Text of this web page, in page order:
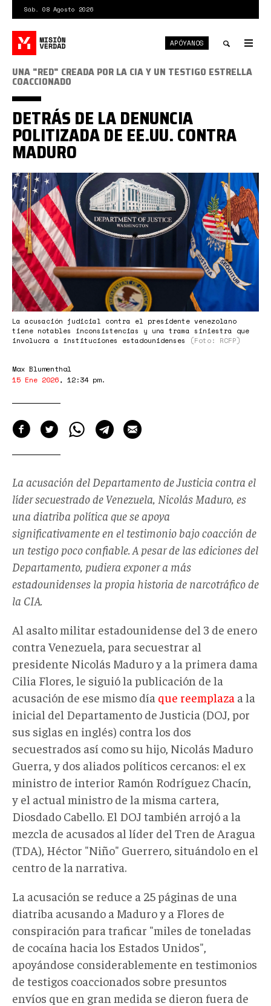
contenido
principal
Sáb. 08 Agosto 2026
Toggle
APÓYANOS
DOJ
La acusación judicial contra el presidente venezolano
tiene notables inconsistencias y una trama siniestra que
involucra a instituciones estadounidenses
(Foto: RCFP)
UNA "RED" CREADA POR LA CIA Y UN TESTIGO ESTRELLA
COACCIONADO
DETRÁS DE LA DENUNCIA
POLITIZADA DE EE.UU. CONTRA
MADURO
Max Blumenthal
15 Ene 2026, 12:34 pm.
La acusación del Departamento de Justicia contra el
líder secuestrado de Venezuela, Nicolás Maduro, es
una diatriba política que se apoya
significativamente en el testimonio bajo coacción de
un testigo poco confiable. A pesar de las ediciones del
Departamento, pudiera exponer a más
estadounidenses la propia historia de narcotráfico de
la CIA.
Al asalto militar estadounidense del 3 de enero
contra Venezuela, para secuestrar al
presidente Nicolás Maduro y a la primera dama
Cilia Flores, le siguió la publicación de la
acusación de ese mismo día que reemplaza a la
inicial del Departamento de Justicia (DOJ, por
sus siglas en inglés) contra los dos
secuestrados así como su hijo, Nicolás Maduro
Guerra, y dos aliados políticos cercanos: el ex
ministro de interior Ramón Rodríguez Chacín,
y el actual ministro de la misma cartera,
Diosdado Cabello. El DOJ también arrojó a la
mezcla de acusados al líder del Tren de Aragua
(TDA), Héctor "Niño" Guerrero, situándolo en el
centro de la narrativa.
La acusación se reduce a 25 páginas de una
diatriba acusando a Maduro y a Flores de
conspiración para traficar "miles de toneladas
de cocaína hacia los Estados Unidos",
apoyándose considerablemente en testimonios
de testigos coaccionados sobre presuntos
envíos que en gran medida se dieron fuera de